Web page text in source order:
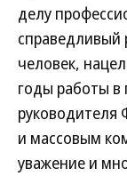
делу
справедливый
человек,
годы работы в
руководителя
и массовым
уважение и